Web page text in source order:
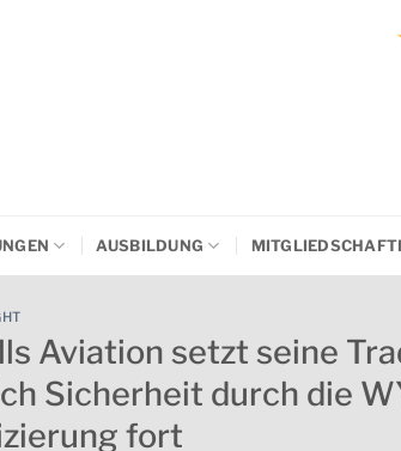
AUSBILDUNG
Aviation setzt seine
Sicherheit durch die
fort